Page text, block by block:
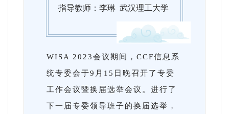
指导教师：李琳 武汉理工大学
WISA 2023会议期间，CCF信息系
统专委会于9月15日晚召开了专委
工作会议暨换届选举会议。进行了
下一届专委领导班子的换届选举，